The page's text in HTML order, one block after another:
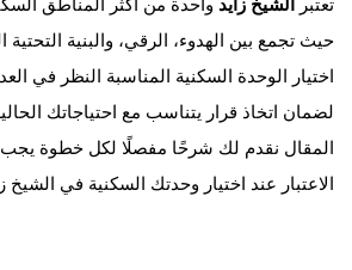
حيث تجمع بين الهدوء، الرقي، والبنية
اختيار الوحدة السكنية المناسبة النظر في
لضمان اتخاذ قرار يتناسب مع احتياجاتك
المقال نقدم لك شرحًا مفصلًا لكل خطوة يجب
الاعتبار عند اختيار وحدتك السكنية في الشيخ